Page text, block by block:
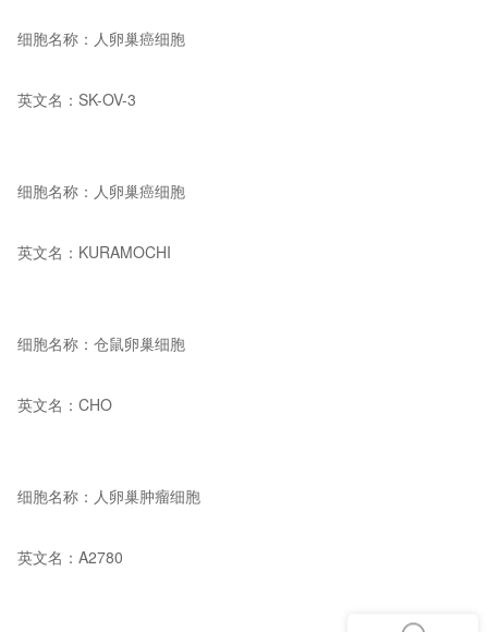
细胞名称：人卵巢癌细胞
英文名：SK-OV-3
细胞名称：人卵巢癌细胞
英文名：KURAMOCHI
细胞名称： 仓鼠卵巢细胞
英文名：CHO
细胞名称：人卵巢肿瘤细胞
英文名：A2780